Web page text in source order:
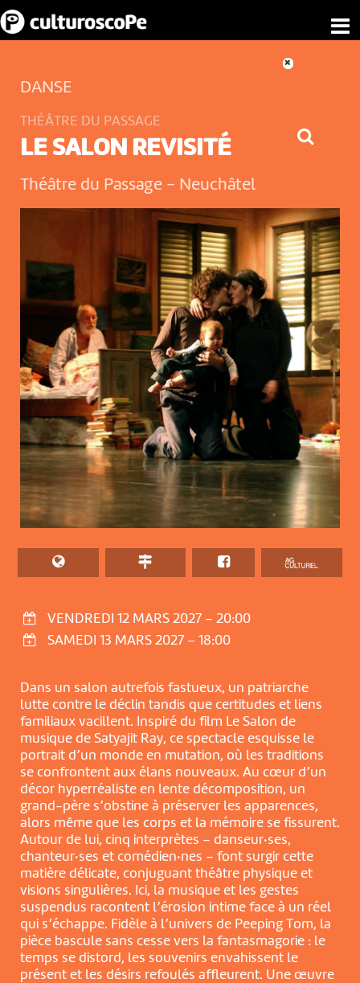
VENDREDI 12 MARS 2027 – 20:00
SAMEDI 13 MARS 2027 – 18:00
DANSE
THÉÂTRE DU PASSAGE
LE SALON REVISITÉ
Théâtre du Passage - Neuchâtel
Dans un salon autrefois fastueux, un patriarche
lutte contre le déclin tandis que certitudes et liens
familiaux vacillent. Inspiré du film Le Salon de
musique de Satyajit Ray, ce spectacle esquisse le
portrait d’un monde en mutation, où les traditions
se confrontent aux élans nouveaux. Au cœur d’un
décor hyperréaliste en lente décomposition, un
grand-père s’obstine à préserver les apparences,
alors même que les corps et la mémoire se fissurent.
Autour de lui, cinq interprètes – danseur·ses,
chanteur·ses et comédien·nes – font surgir cette
matière délicate, conjuguant théâtre physique et
visions singulières. Ici, la musique et les gestes
suspendus racontent l’érosion intime face à un réel
qui s’échappe. Fidèle à l’univers de Peeping Tom, la
pièce bascule sans cesse vers la fantasmagorie : le
temps se distord, les souvenirs envahissent le
présent et les désirs refoulés affleurent. Une œuvre